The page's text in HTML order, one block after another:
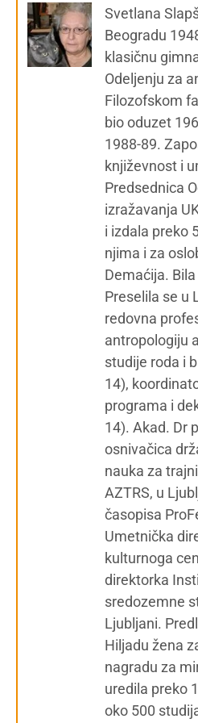
Svetlana
Beogradu
klasičnu
Odeljenju za
Filozofskom
bio oduzet
1988-89.
književnost i
Predsednica
izražavanja
i izdala preko
njima i za
Demaćija.
Preselila se u
redovna
antropologiju
studije roda i
14),
programa i
14). Akad. Dr
osnivačica
nauka za
AZTRS, u
časopisa
Umetnička
kulturnoga
direktorka
sredozemne
Ljubljani.
Hiljadu žena
nagradu za
uredila preko
oko 500